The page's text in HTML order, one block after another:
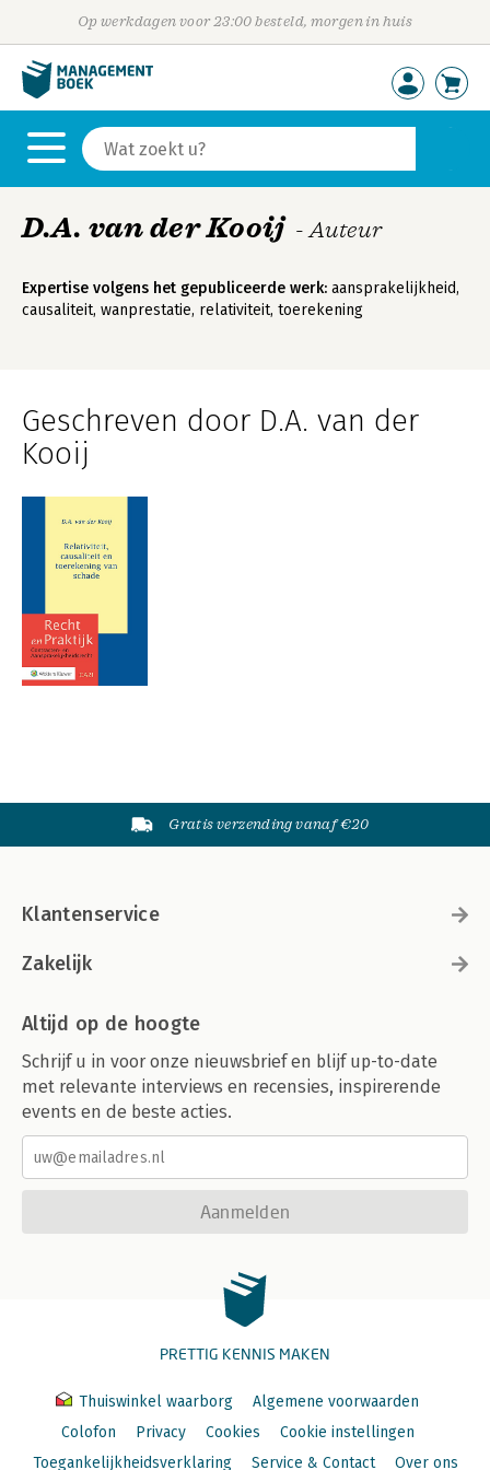
Op werkdagen voor 23:00 besteld, morgen in huis
D.A. van der Kooij - Auteur
Expertise volgens het gepubliceerde werk: aansprakelijkheid,
causaliteit, wanprestatie, relativiteit, toerekening
Geschreven door D.A. van der
Kooij
Gratis verzending vanaf €20
Klantenservice
Zakelijk
Altijd op de hoogte
Schrijf u in voor onze nieuwsbrief en blijf up-to-date
met relevante interviews en recensies, inspirerende
events en de beste acties.
Aanmelden
PRETTIG KENNIS MAKEN
Thuiswinkel waarborg
Algemene voorwaarden
Colofon
Privacy Cookies
Cookie instellingen
Toegankelijkheidsverklaring
Service & Contact Over ons